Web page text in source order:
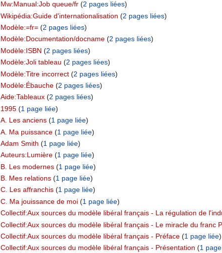
Mw:Manual:Job queue/fr‏‎ (2 pages liées)
Wikipédia:Guide d'internationalisation ‏‎ (2 pages liées)
Modèle:=fr=‏‎ (2 pages liées)
Modèle:Documentation/docname‏‎ (2 pages liées)
Modèle:ISBN ‏‎ (2 pages liées)
Modèle:Joli tableau ‏‎ (2 pages liées)
Modèle:Titre incorrect‏‎ (2 pages liées)
Modèle:Ébauche‏‎ (2 pages liées)
Aide:Tableaux‏‎ (2 pages liées)
1995‏‎ (1 page liée)
A. Les anciens‏‎ (1 page liée)
A. Ma puissance‏‎ (1 page liée)
Adam Smith ‏‎ (1 page liée)
Auteurs:Lumière‏‎ (1 page liée)
B. Les modernes‏‎ (1 page liée)
B. Mes relations‏‎ (1 page liée)
C. Les affranchis‏‎ (1 page liée)
C. Ma jouissance de moi‏‎ (1 page liée)
Collectif:Aux sources du modèle libéral français - La régulation de
Collectif:Aux sources du modèle libéral français - Le miracle du franc
Collectif:Aux sources du modèle libéral français - Préface‏‎ (1 page liée)
Collectif:Aux sources du modèle libéral français - Présentation ‏‎ (1